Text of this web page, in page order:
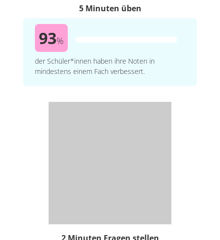
5 Minuten üben
93%
der Schüler*innen haben ihre Noten in
mindestens einem Fach verbessert.